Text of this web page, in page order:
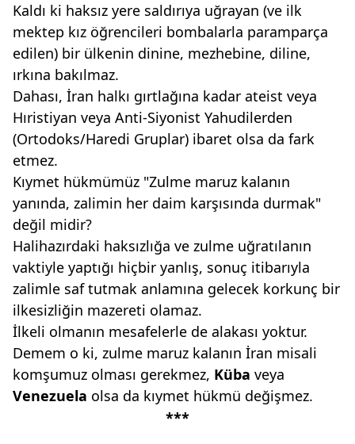
Kaldı ki haksız yere saldırıya uğrayan (ve ilk
mektep kız öğrencileri bombalarla paramparça
edilen) bir ülkenin dinine, mezhebine, diline,
ırkına bakılmaz.
Dahası, İran halkı gırtlağına kadar ateist veya
Hıristiyan veya Anti-Siyonist Yahudilerden
(Ortodoks/Haredi Gruplar) ibaret olsa da fark
etmez.
Kıymet hükmümüz "Zulme maruz kalanın
yanında, zalimin her daim karşısında durmak"
değil midir?
Halihazırdaki haksızlığa ve zulme uğratılanın
vaktiyle yaptığı hiçbir yanlış, sonuç itibarıyla
zalimle saf tutmak anlamına gelecek korkunç bir
ilkesizliğin mazereti olamaz.
İlkeli olmanın mesafelerle de alakası yoktur.
Demem o ki, zulme maruz kalanın İran misali
komşumuz olması gerekmez, Küba veya
Venezuela olsa da kıymet hükmü değişmez.
***